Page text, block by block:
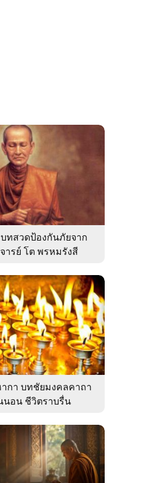
ทสวดป้องกันภัยจาก
ารย์ โต พรหมรังสี
กา บทชัยมงคลคาถา
นอน ชีวิตราบรื่น